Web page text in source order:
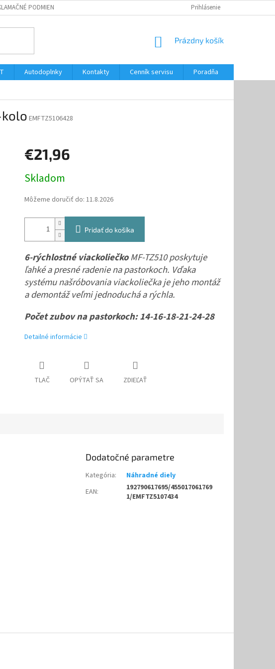
PODMIENKY PONÚKANÉ SLUŽBYPrihlásenie
NÁKUPNÝ
Prázdny košík
Autodoplnky Kontakty Cenník servisu
Poradňa
EMFTZ5106428
€21,96
cena:
Skladom
Môžeme doručiť do: 11.8.2026
Pridať do košíka
6-rýchlostné viackoliečkoMF-TZ510 poskytuje
ľahké a presné radenie na pastorkoch. Vďaka
systému našróbovania viackoliečka je jeho montáž
a demontáž veľmi jednoduchá a rýchla.
Počet zubov na pastorkoch: 14-16-18-21-24-28
Detailné informácie
TLAČ OPÝTAŤ SA ZDIEĽAŤ
Dodatočné parametre
Kategória:
Náhradné diely
EAN:
192790617695/455017061769
1/EMFTZ5107434